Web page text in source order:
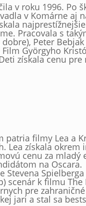
v roku 1996. Po
v Komárne aj
najprestížnejšie
Pracovala s
Peter Bebjak
Györgyho
získala cenu
patria filmy Lea a
Lea získala okrem
cenu za mladý
na Oscara.
scenár k filmu The
pre
jari a stal sa